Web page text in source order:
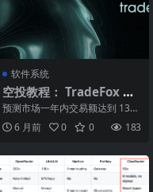
软件系统
空投教程： TradeFox 预
测市场聚合平台
预测市场一年内交易额达到 130
亿美元 @Polymarket ，已确认
$PO...6 月前 0 0 183